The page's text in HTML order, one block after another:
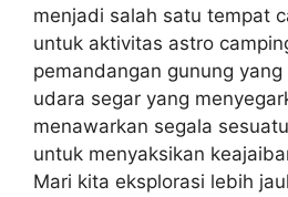
menjadi salah satu tempat
untuk aktivitas astro
pemandangan gunung
udara segar yang
menawarkan segala
untuk menyaksikan
Mari kita eksplorasi lebih